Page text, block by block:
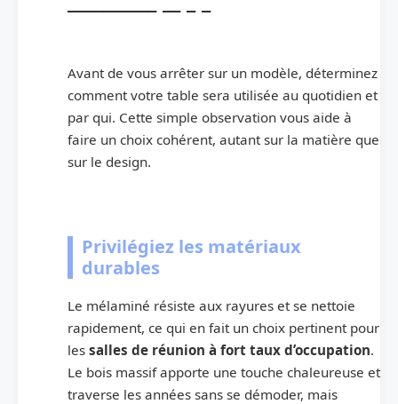
Avant de vous arrêter sur un modèle, déterminez
comment votre table sera utilisée au quotidien et
par qui. Cette simple observation vous aide à
faire un choix cohérent, autant sur la matière que
sur le design.
Privilégiez les matériaux
durables
Le mélaminé résiste aux rayures et se nettoie
rapidement, ce qui en fait un choix pertinent pour
les salles de réunion à fort taux d’occupation.
Le bois massif apporte une touche chaleureuse et
traverse les années sans se démoder, mais